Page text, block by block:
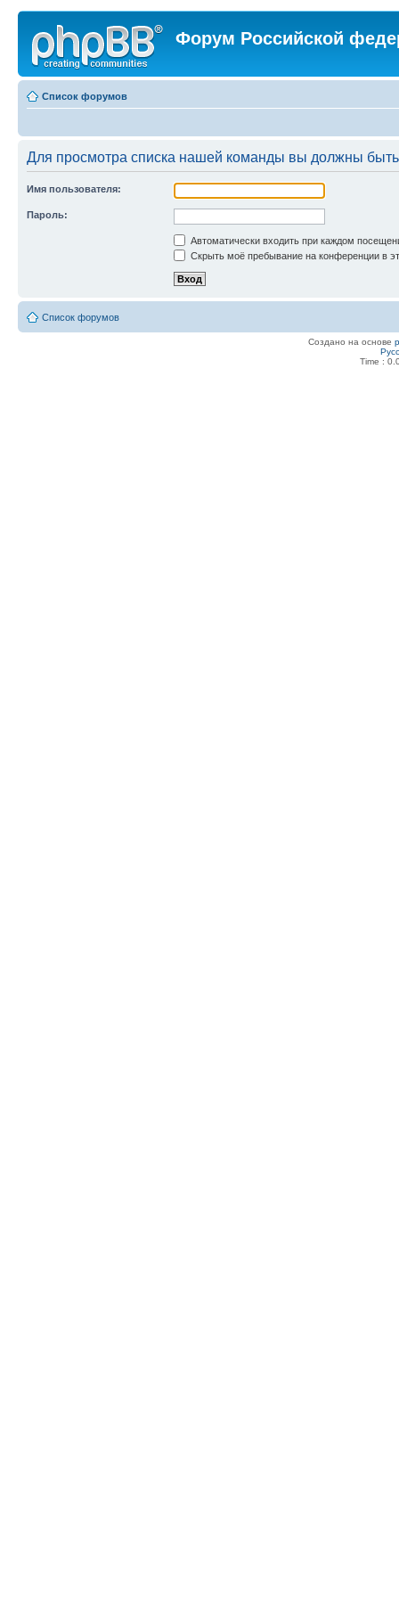
Форум Российской
Список форумов
Для просмотра списка нашей команды вы должны
Имя пользователя:
Пароль:
Автоматически входить при каждом
Скрыть моё пребывание на конференции в
Список форумов
Создано на основе
Time :